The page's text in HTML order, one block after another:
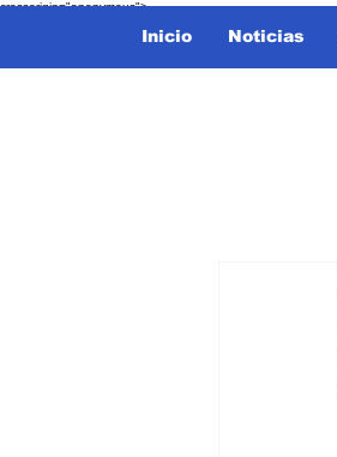
crossorigin="anonymous">
Inicio Noticias